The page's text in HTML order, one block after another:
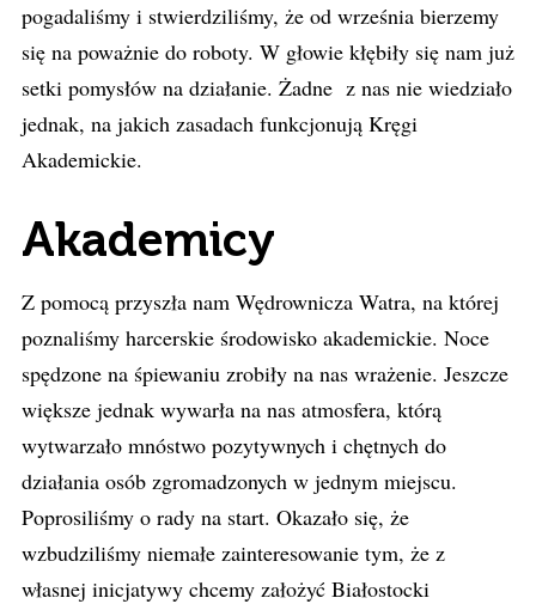
pogadaliśmy i stwierdziliśmy, że od września bierzemy
się na poważnie do roboty. W głowie kłębiły się nam już
setki pomysłów na działanie. Żadne z nas nie wiedziało
jednak, na jakich zasadach funkcjonują Kręgi
Akademickie.
Akademicy
Z pomocą przyszła nam Wędrownicza Watra, na której
poznaliśmy harcerskie środowisko akademickie. Noce
spędzone na śpiewaniu zrobiły na nas wrażenie. Jeszcze
większe jednak wywarła na nas atmosfera, którą
wytwarzało mnóstwo pozytywnych i chętnych do
działania osób zgromadzonych w jednym miejscu.
Poprosiliśmy o rady na start. Okazało się, że
wzbudziliśmy niemałe zainteresowanie tym, że z
własnej inicjatywy chcemy założyć Białostocki